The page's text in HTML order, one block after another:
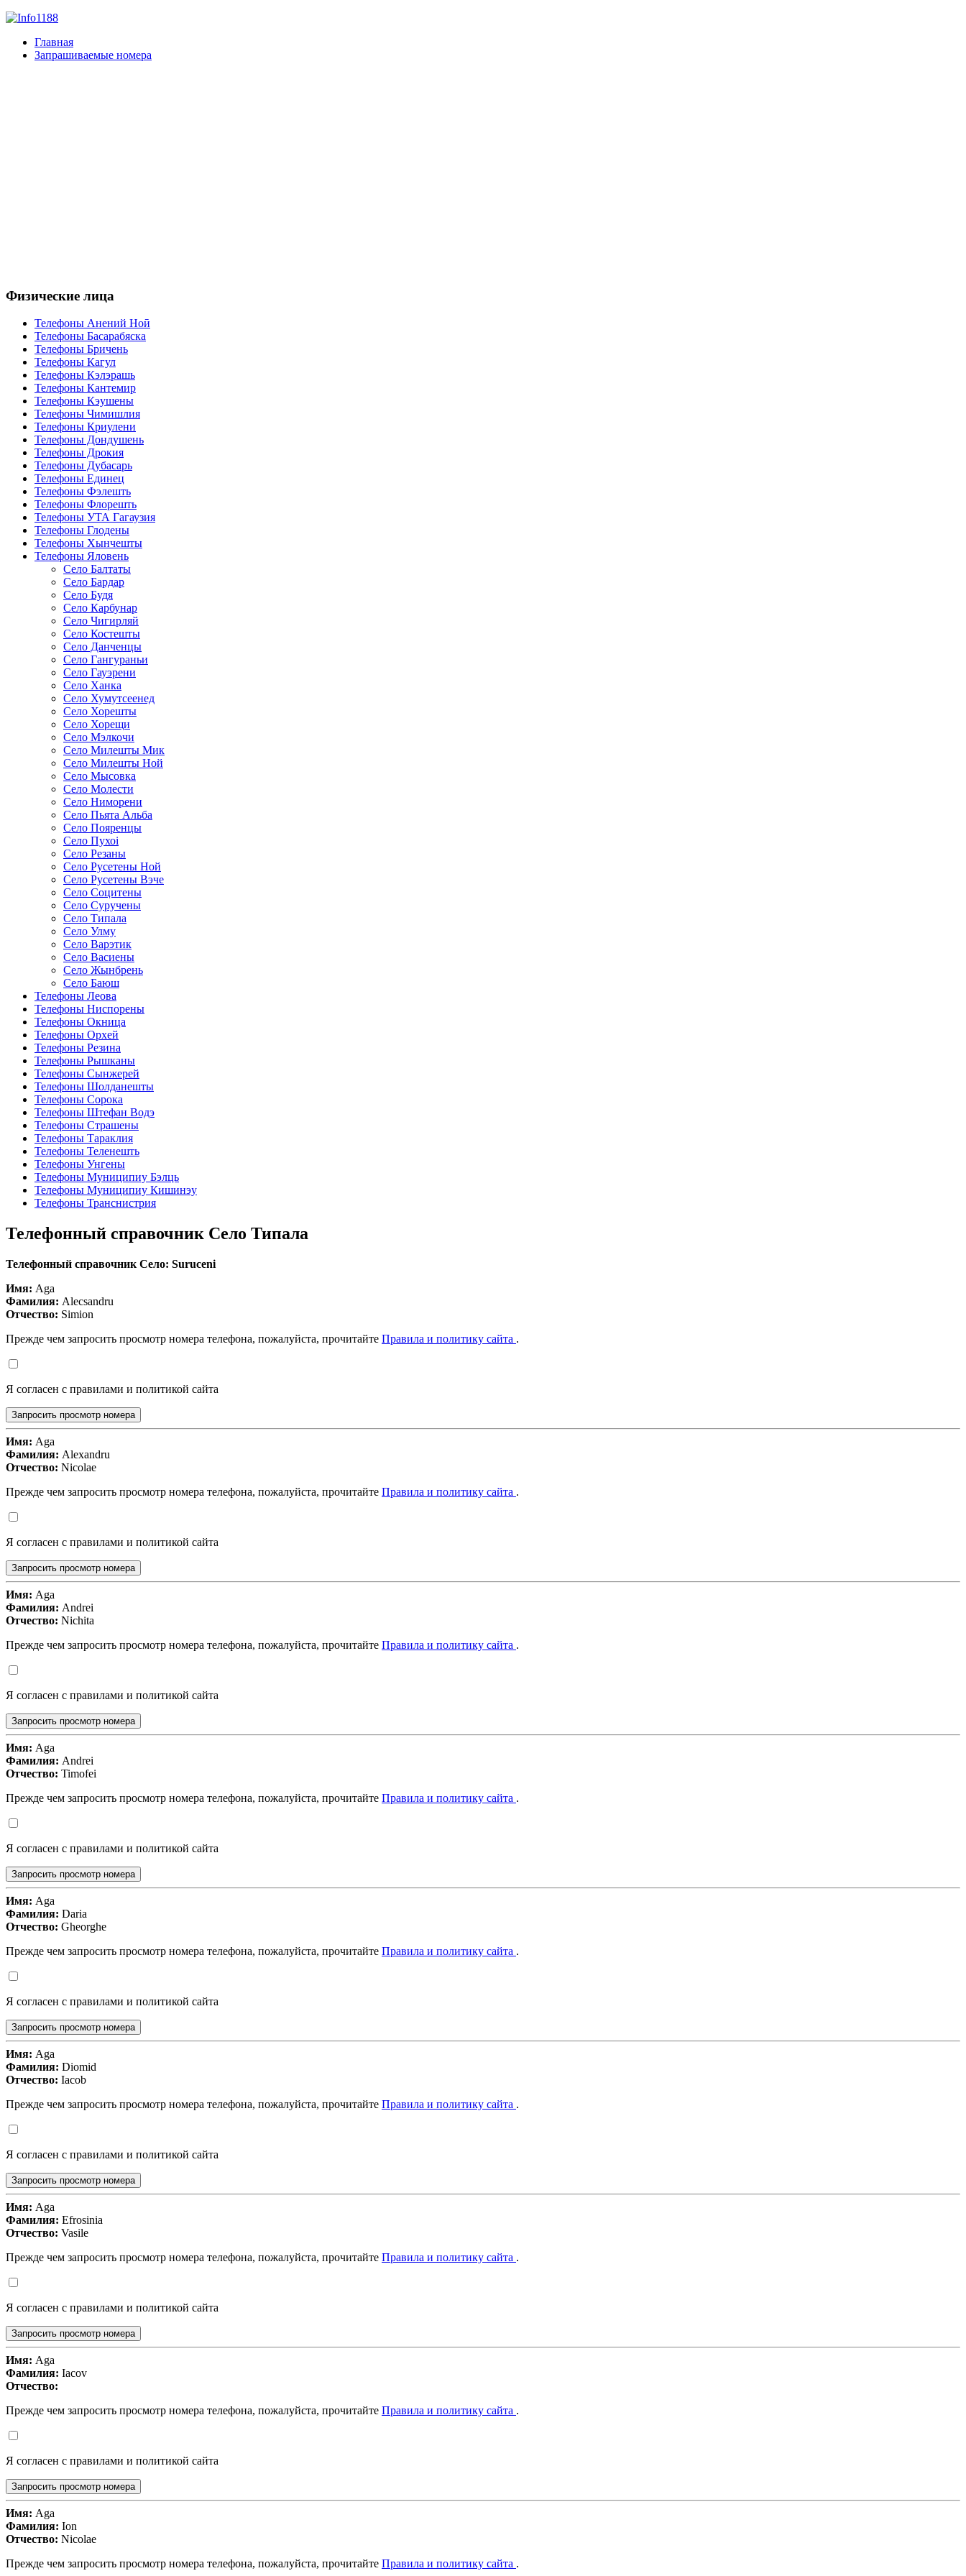
Главная
Запрашиваемые номера
Физические лица
Телефоны Анений Ноӣ
Телефоны Басарабяска
Телефоны Бричень
Телефоны Кагул
Телефоны Кэлэрашь
Телефоны Кантемир
Телефоны Кэушены
Телефоны Чимишлия
Телефоны Криулени
Телефоны Дондушень
Телефоны Дрокия
Телефоны Дубасарь
Телефоны Единец
Телефоны Фэлешть
Телефоны Флорешть
Телефоны УТА Гагаузия
Телефоны Глодены
Телефоны Хынчешты
Телефоны Яловень
Село Балтаты
Село Бардар
Село Будя
Село Карбунар
Село Чигирляй
Село Костешты
Село Данченцы
Село Гангураньи
Село Гауэрени
Село Ханка
Село Хумутсеенед
Село Хорешты
Село Хорещи
Село Мэлкочи
Село Милешты Мик
Село Милешты Ной
Село Мысовка
Село Молести
Село Ниморени
Село Пьята Альба
Село Пояренцы
Село Пухоi
Село Резаны
Село Русетены Ной
Село Русетены Вэче
Село Социтены
Село Суручены
Село Типала
Село Улму
Село Варэтик
Село Васиены
Село Жынбрень
Село Баюш
Телефоны Леова
Телефоны Ниспорены
Телефоны Окница
Телефоны Орхей
Телефоны Резина
Телефоны Рышканы
Телефоны Сынжерей
Телефоны Шолданешты
Телефоны Сорока
Телефоны Штефан Водэ
Телефоны Страшены
Телефоны Тараклия
Телефоны Теленешть
Телефоны Унгены
Телефоны Муниципиу Бэлць
Телефоны Муниципиу Кишинэу
Телефоны Транснистрия
Телефонный справочник Село Типала
Телефонный справочник Село: Suruceni
Имя: Aga
Фамилия: Alecsandru
Отчество: Simion
Прежде чем запросить просмотр номера телефона, пожалуйста, прочитайте Правила и политику сайта .
Я согласен с правилами и политикой сайта
Запросить просмотр номера
Имя: Aga
Фамилия: Alexandru
Отчество: Nicolae
Прежде чем запросить просмотр номера телефона, пожалуйста, прочитайте Правила и политику сайта .
Я согласен с правилами и политикой сайта
Запросить просмотр номера
Имя: Aga
Фамилия: Andrei
Отчество: Nichita
Прежде чем запросить просмотр номера телефона, пожалуйста, прочитайте Правила и политику сайта .
Я согласен с правилами и политикой сайта
Запросить просмотр номера
Имя: Aga
Фамилия: Andrei
Отчество: Timofei
Прежде чем запросить просмотр номера телефона, пожалуйста, прочитайте Правила и политику сайта .
Я согласен с правилами и политикой сайта
Запросить просмотр номера
Имя: Aga
Фамилия: Daria
Отчество: Gheorghe
Прежде чем запросить просмотр номера телефона, пожалуйста, прочитайте Правила и политику сайта .
Я согласен с правилами и политикой сайта
Запросить просмотр номера
Имя: Aga
Фамилия: Diomid
Отчество: Iacob
Прежде чем запросить просмотр номера телефона, пожалуйста, прочитайте Правила и политику сайта .
Я согласен с правилами и политикой сайта
Запросить просмотр номера
Имя: Aga
Фамилия: Efrosinia
Отчество: Vasile
Прежде чем запросить просмотр номера телефона, пожалуйста, прочитайте Правила и политику сайта .
Я согласен с правилами и политикой сайта
Запросить просмотр номера
Имя: Aga
Фамилия: Iacov
Отчество:
Прежде чем запросить просмотр номера телефона, пожалуйста, прочитайте Правила и политику сайта .
Я согласен с правилами и политикой сайта
Запросить просмотр номера
Имя: Aga
Фамилия: Ion
Отчество: Nicolae
Прежде чем запросить просмотр номера телефона, пожалуйста, прочитайте Правила и политику сайта .